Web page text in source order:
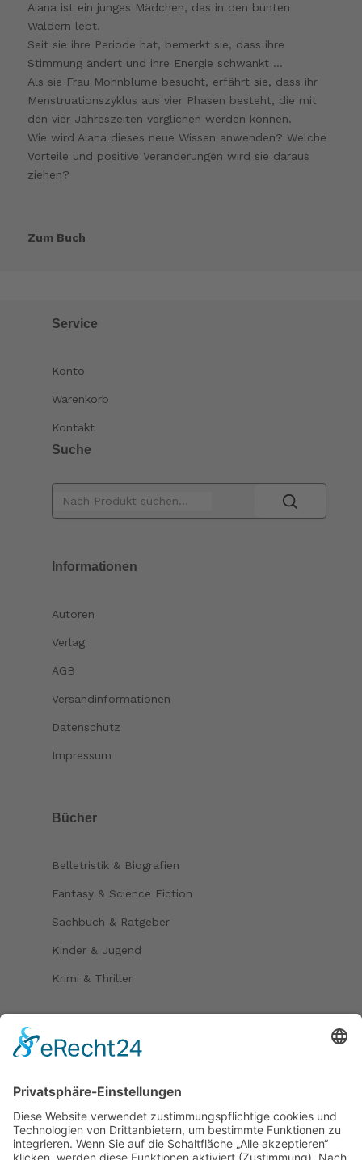
Aiana ist ein junges Mädchen, das in den bunten
Wäldern lebt.
Seit sie ihre Periode hat, bemerkt sie, dass ihre
Stimmung ändert und ihre Energie schwankt …
Als sie Frau Mohnblume besucht, erfährt sie, dass ihr
Menstruationszyklus aus vier Phasen besteht, die mit
den vier Jahreszeiten verglichen werden können.
Wie wird Aiana dieses neue Wissen anwenden? Welche
Vorteile und positive Veränderungen wird sie daraus
ziehen?
Zum Buch
Service
Konto
Warenkorb
Kontakt
Suche
Informationen
Autoren
Verlag
AGB
Versandinformationen
Datenschutz
Impressum
Bücher
Belletristik & Biografien
Fantasy & Science Fiction
Sachbuch & Ratgeber
Kinder & Jugend
Krimi & Thriller
Folgen Sie uns auf
Bezahlmöglichkeiten
Paypal Kreditkarte Vorkasse